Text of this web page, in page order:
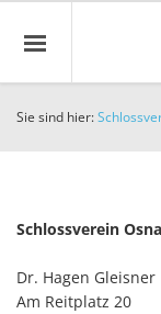
Sie sind hier:
Schlossverein
Dr. Hagen Gleisner
Am Reitplatz 20